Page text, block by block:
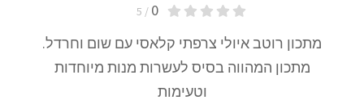
0
/ 5
מתכון רוטב איולי צרפתי קלאסי עם שום וחרדל.
מתכון המהווה בסיס לעשרות מנות מיוחדות
וטעימות